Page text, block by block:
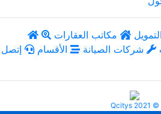
مكاتب العقارات
شركات الصيانة الأقسام
إتصل
Qcitys 2021 ©